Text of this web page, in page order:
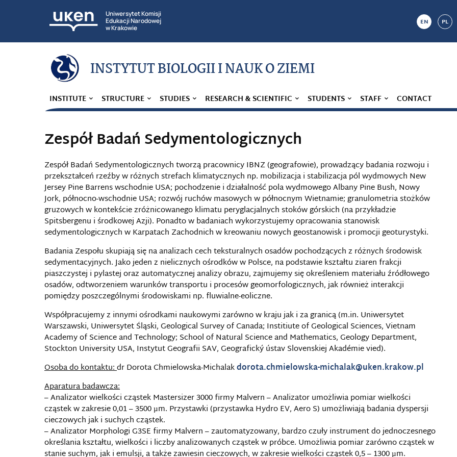
Uniwersytet Komisji
Edukacji Narodowej
w Krakowie
EN PL
INSTYTUT BIOLOGII I NAUK O ZIEMI
INSTITUTE STRUCTURE STUDIES RESEARCH & SCIENTIFIC STUDENTS STAFF CONTACT
Zespół Badań Sedymentologicznych
Zespół Badań Sedymentologicznych tworzą pracownicy IBNZ (geografowie), prowadzący badania rozwoju i
przekształceń rzeźby w różnych strefach klimatycznych np. mobilizacja i stabilizacja pól wydmowych New
Jersey Pine Barrens wschodnie USA; pochodzenie i działalność pola wydmowego Albany Pine Bush, Nowy
Jork, północno-wschodnie USA; rozwój ruchów masowych w północnym Wietnamie; granulometria stożków
gruzowych w kontekście zróżnicowanego klimatu peryglacjalnych stoków górskich (na przykładzie
Spitsbergenu i środkowej Azji). Ponadto w badaniach wykorzystujemy opracowania stanowisk
sedymentologicznych w Karpatach Zachodnich w kreowaniu nowych geostanowisk i promocji geoturystyki.
Badania Zespołu skupiają się na analizach cech teksturalnych osadów pochodzących z różnych środowisk
sedymentacyjnych. Jako jeden z nielicznych ośrodków w Polsce, na podstawie kształtu ziaren frakcji
piaszczystej i pylastej oraz automatycznej analizy obrazu, zajmujemy się określeniem materiału źródłowego
osadów, odtworzeniem warunków transportu i procesów geomorfologicznych, jak również interakcji
pomiędzy poszczególnymi środowiskami np. fluwialne-eoliczne.
Współpracujemy z innymi ośrodkami naukowymi zarówno w kraju jak i za granicą (m.in. Uniwersytet
Warszawski, Uniwersytet Śląski, Geological Survey of Canada; Institiute of Geological Sciences, Vietnam
Academy of Science and Technology; School of Natural Science and Mathematics, Geology Department,
Stockton University USA, Instytut Geografii SAV, Geografický ústav Slovenskiej Akadémie vied).
Osoba do kontaktu:dr Dorota Chmielowska-Michalakdorota.chmielowska-michalak@uken.krakow.pl
Aparatura badawcza:
– Analizator wielkości cząstek Mastersizer 3000 firmy Malvern – Analizator umożliwia pomiar wielkości
cząstek w zakresie 0,01 – 3500 µm. Przystawki (przystawka Hydro EV, Aero S) umożliwiają badania dyspersji
cieczowych jak i suchych cząstek.
– Analizator Morphologi G3SE firmy Malvern – zautomatyzowany, bardzo czuły instrument do jednoczesnego
określania kształtu, wielkości i liczby analizowanych cząstek w próbce. Umożliwia pomiar zarówno cząstek w
stanie suchym, jak i emulsji, a także zawiesin cieczowych, w zakresie wielkości cząstek 0,5 – 1300 µm.